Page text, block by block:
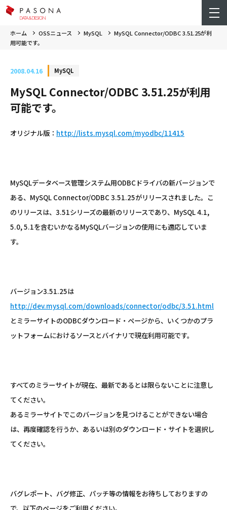
ホーム OSSニュース MySQL
MySQL Connector/ODBC 3.51.25が利
用可能です。
2008.04.16 MySQL
MySQL Connector/ODBC 3.51.25が利用
可能です。
オリジナル版： http://lists.mysql.com/myodbc/11415
MySQLデータベース管理システム用ODBCドライバの新バージョンで
ある、MySQL Connector/ODBC 3.51.25がリリースされました。こ
のリリースは、3.51シリーズの最新のリリースであり、MySQL 4.1,
5.0, 5.1を含むいかなるMySQLバージョンの使用にも適応していま
す。
バージョン3.51.25は
http://dev.mysql.com/downloads/connector/odbc/3.51.html
とミラーサイトのODBCダウンロード・ページから、いくつかのプラ
ットフォームにおけるソースとバイナリで現在利用可能です。
すべてのミラーサイトが現在、最新であるとは限らないことに注意し
てください。
あるミラーサイトでこのバージョンを見つけることができない場合
は、再度確認を行うか、あるいは別のダウンロード・サイトを選択し
てください。
バグレポート、バグ修正、パッチ等の情報をお待ちしておりますの
で、以下のページをご利用ください。